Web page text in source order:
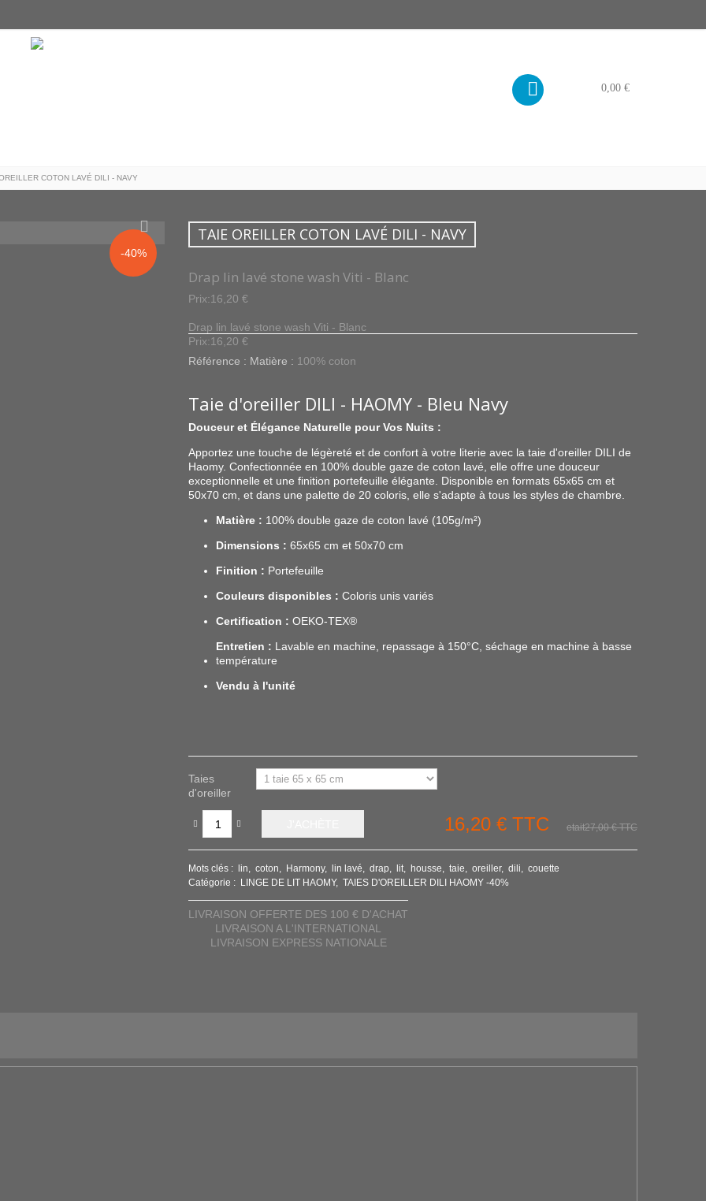
0,00 €
COTON LAVÉ DILI - NAVY
-40%
TAIE OREILLER COTON LAVÉ DILI - NAVY
Drap lin lavé stone wash Viti - Blanc
Prix:16,20 €
Drap lin lavé stone wash Viti - Blanc
Prix:16,20 €
Référence : Matière : 100% coton
Taie d'oreiller DILI - HAOMY - Bleu Navy
Douceur et Élégance Naturelle pour Vos Nuits :
Apportez une touche de légèreté et de confort à votre literie avec la taie d'oreiller DILI de
Haomy. Confectionnée en 100% double gaze de coton lavé, elle offre une douceur
exceptionnelle et une finition portefeuille élégante. Disponible en formats 65x65 cm et
50x70 cm, et dans une palette de 20 coloris, elle s'adapte à tous les styles de chambre.
Matière : 100% double gaze de coton lavé (105g/m²)
Dimensions : 65x65 cm et 50x70 cm
Finition : Portefeuille
Couleurs disponibles : Coloris unis variés
Certification : OEKO-TEX®
Entretien : Lavable en machine, repassage à 150°C, séchage en machine à basse
température
Vendu à l'unité
Taies
d'oreiller
16,20 € TTC etait27,00 €TTC
Mots clés : lin coton Harmony lin lavé drap lit housse taie oreiller dili
couette
Catégorie : LINGE DE LIT HAOMY TAIES D'OREILLER DILI HAOMY -40%
LIVRAISON OFFERTE DES 100 € D'ACHAT
LIVRAISON A L'INTERNATIONAL
LIVRAISON EXPRESS NATIONALE